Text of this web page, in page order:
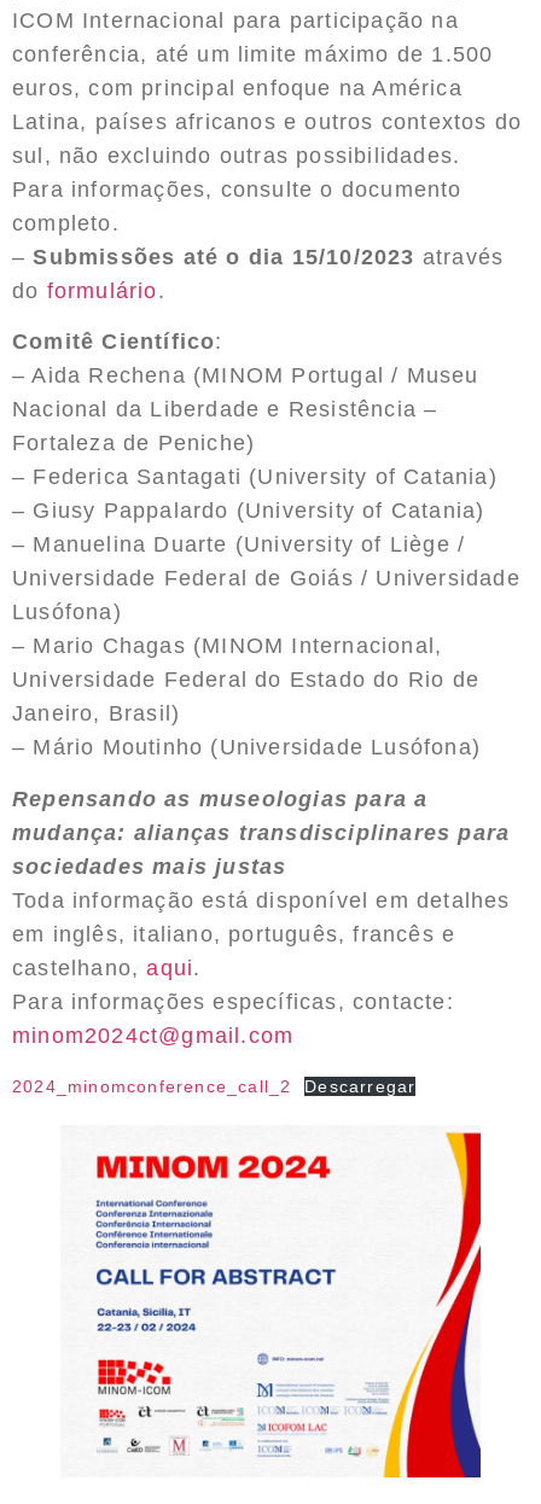
ICOM Internacional para participação na
conferência, até um limite máximo de 1.500
euros, com principal enfoque na América
Latina, países africanos e outros contextos do
sul, não excluindo outras possibilidades.
Para informações, consulte o documento
completo.
–Submissões até o dia 15/10/2023 através
do formulário.
Comitê Científico:
– Aida Rechena (MINOM Portugal / Museu
Nacional da Liberdade e Resistência –
Fortaleza de Peniche)
– Federica Santagati (University of Catania)
– Giusy Pappalardo (University of Catania)
– Manuelina Duarte (University of Liège /
Universidade Federal de Goiás / Universidade
Lusófona)
– Mario Chagas (MINOM Internacional,
Universidade Federal do Estado do Rio de
Janeiro, Brasil)
– Mário Moutinho (Universidade Lusófona)
Repensando as museologias para a
mudança: alianças transdisciplinares para
sociedades mais justas
Toda informação está disponível em detalhes
em inglês, italiano, português, francês e
castelhano,aqui.
Para informações específicas, contacte:
minom2024ct@gmail.com
2024_minomconference_call_2 Descarregar